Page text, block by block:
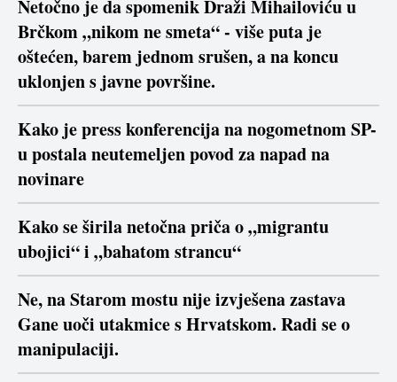
Netočno je da spomenik Draži Mihailoviću u
Brčkom „nikom ne smeta“ - više puta je
oštećen, barem jednom srušen, a na koncu
uklonjen s javne površine.
Kako je press konferencija na nogometnom SP-
u postala neutemeljen povod za napad na
novinare
Kako se širila netočna priča o „migrantu
ubojici“ i „bahatom strancu“
Ne, na Starom mostu nije izvješena zastava
Gane uoči utakmice s Hrvatskom. Radi se o
manipulaciji.